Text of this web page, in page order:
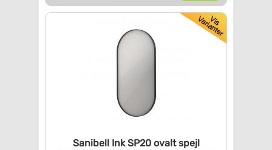
Sanibell Ink SP20 ovalt spejl